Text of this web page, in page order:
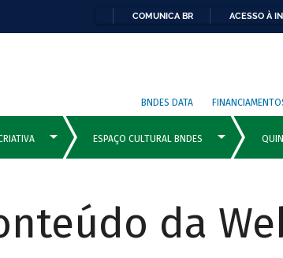
COMUNICA BR ACESSO À
BNDES DATA
da